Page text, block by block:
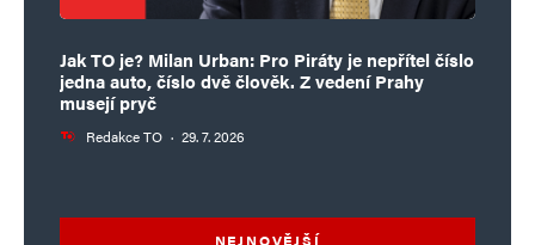
Jak TO je? Milan Urban: Pro Piráty je nepřítel číslo
jedna auto, číslo dvě člověk. Z vedení Prahy
musejí pryč
Redakce TO · 29. 7. 2026
NEJNOVĚJŠÍ